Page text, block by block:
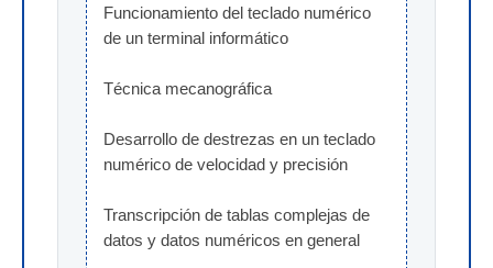
Funcionamiento del teclado numérico
de un terminal informático
Técnica mecanográfica
Desarrollo de destrezas en un teclado
numérico de velocidad y precisión
Transcripción de tablas complejas de
datos y datos numéricos en general